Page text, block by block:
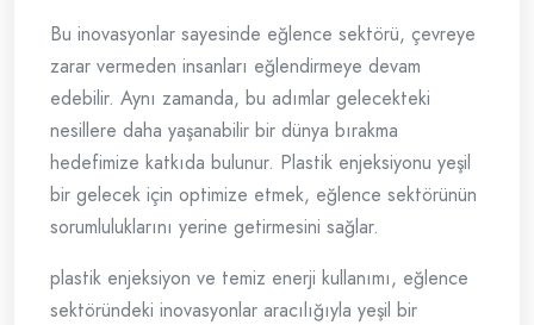
Bu inovasyonlar sayesinde eğlence sektörü, çevreye
zarar vermeden insanları eğlendirmeye devam
edebilir. Aynı zamanda, bu adımlar gelecekteki
nesillere daha yaşanabilir bir dünya bırakma
hedefimize katkıda bulunur. Plastik enjeksiyonu yeşil
bir gelecek için optimize etmek, eğlence sektörünün
sorumluluklarını yerine getirmesini sağlar.
plastik enjeksiyon ve temiz enerji kullanımı, eğlence
sektöründeki inovasyonlar aracılığıyla yeşil bir